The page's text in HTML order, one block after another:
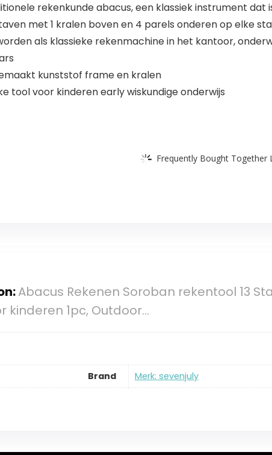
rekenkunde abacus, een klassiek instrument
met 1 kralen boven en 4 parels onderen op elke
als klassieke rekenmachine in het kantoor,
kunststof frame en kralen
tool voor kinderen early wiskundige onderwijs
Frequently Bought Together
Abacus Rekenen Soroban rekentool 13
kinderen 1pc, Outdoor…
Brand Merk: sevenjuly